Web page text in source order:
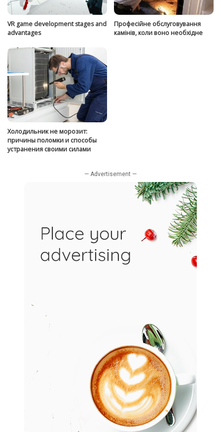
VR game development stages and
advantages
Професійне обслуговування
камінів, коли воно необхідне
Холодильник не морозит:
причины поломки и способы
устранения своими силами
— Advertisement —